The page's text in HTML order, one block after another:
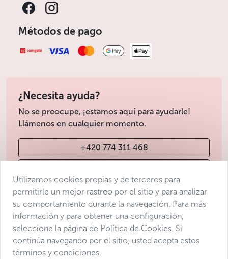
Métodos de pago
¿Necesita ayuda?
No se preocupe, ¡estamos aquí para ayudarle!
Llámenos en cualquier momento.
+420 774 311 468
Condiciones de venta
Protección de datos
Declaración de accesibilidad
Manage consent
Utilizamos cookies propias y de terceros para
permitirle un mejor rastreo por el sitio y para analizar
su comportamiento durante la navegación. Para más
información y para obtener una configuración,
seleccione la página de Política de Cookies. Si
continúa navegando por el sitio, usted acepta estos
términos y condiciones.